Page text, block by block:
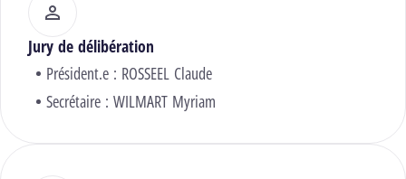
Jury de délibération
Président.e : ROSSEEL Claude
Secrétaire : WILMART Myriam